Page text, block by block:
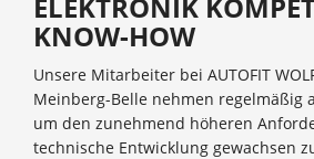
ELEKTRONIK
KNOW-HOW
Unsere Mitarbeiter bei AUTOFIT
Meinberg-Belle nehmen regelmäßig
um den zunehmend höheren
technische Entwicklung gewachsen